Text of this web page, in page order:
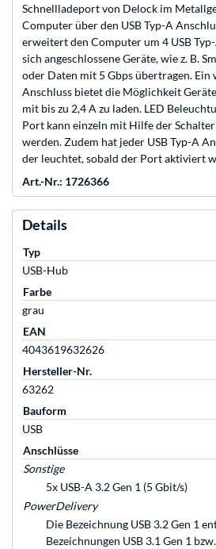
Schnellladeport von Delock im
Computer über den USB Typ-A
erweitert den Computer um 4 USB Typ-
sich angeschlossene Geräte, wie z. B.
oder Daten mit 5 Gbps übertragen. Ein
Anschluss bietet die Möglichkeit
mit bis zu 2,4 A zu laden. LED
Port kann einzeln mit Hilfe der
werden. Zudem hat jeder USB Typ-A
der leuchtet, sobald der Port aktiviert
Art.-Nr.: 1726366
Details
Typ
USB-Hub
Farbe
grau
EAN
4043619632626
Hersteller-Nr.
63262
Bauform
USB
Anschlüsse
Sonstige
5x USB-A 3.2 Gen 1 (5 Gbit/s)
PowerDelivery
Die Bezeichnung USB 3.2 Gen 1
Bezeichnungen USB 3.1 Gen 1